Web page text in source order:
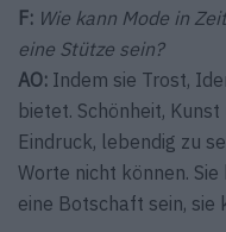
F: Wie kann Mode in
eine Stütze sein?
AO: Indem sie Trost,
bietet. Schönheit,
Eindruck, lebendig zu
Worte nicht können.
eine Botschaft sein,